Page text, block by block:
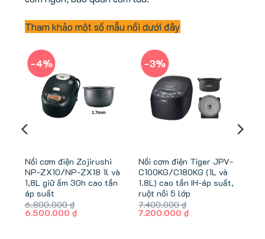
Tham khảo một số mẫu nồi dưới đây
-4%
Nồi cơm điện Zojirushi
NP-ZX10/NP-ZX18 1l và
1,8L giữ ấm 30h cao tần
áp suất
6.800.000₫
Giá
6.500.000 ₫Giá
-3%
Nồi cơm điện Tiger JPV-
C100KG/C180KG (1L và
1.8L) cao tần IH-áp suất,
ruột nồi 5 lớp
7.400.000₫
Giá
7.200.000 ₫Giá